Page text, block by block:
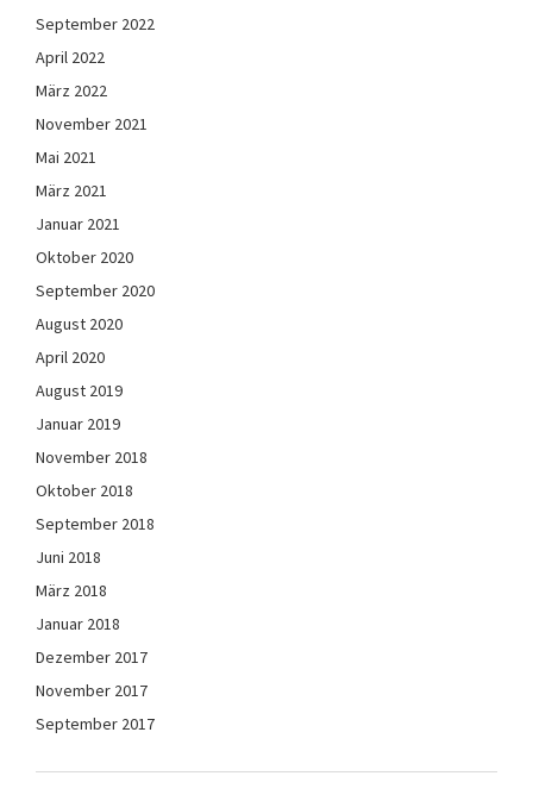
September 2022
April 2022
März 2022
November 2021
Mai 2021
März 2021
Januar 2021
Oktober 2020
September 2020
August 2020
April 2020
August 2019
Januar 2019
November 2018
Oktober 2018
September 2018
Juni 2018
März 2018
Januar 2018
Dezember 2017
November 2017
September 2017